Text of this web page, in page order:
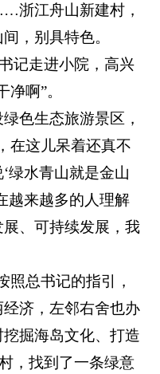
浙江舟山新建村，
，别具特色。
记走进小院，高兴
啊”。
色生态旅游景区，
在这儿呆着还真不
绿水青山就是金山
越来越多的人理解
、可持续发展，我
照总书记的指引，
济，左邻右舍也办
掘海岛文化、打造
，找到了一条绿意